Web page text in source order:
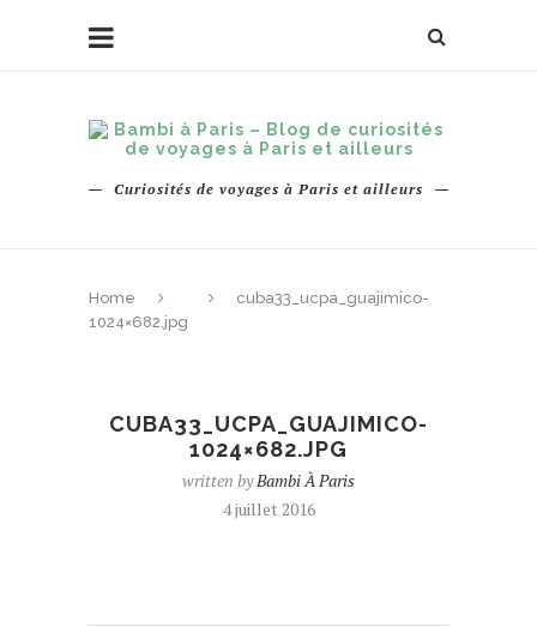
Curiosités de voyages à Paris et ailleurs
Home
cuba33_ucpa_guajimico-
1024×682.jpg
CUBA33_UCPA_GUAJIMICO-
1024×682.JPG
written byBambi À Paris
4 juillet 2016